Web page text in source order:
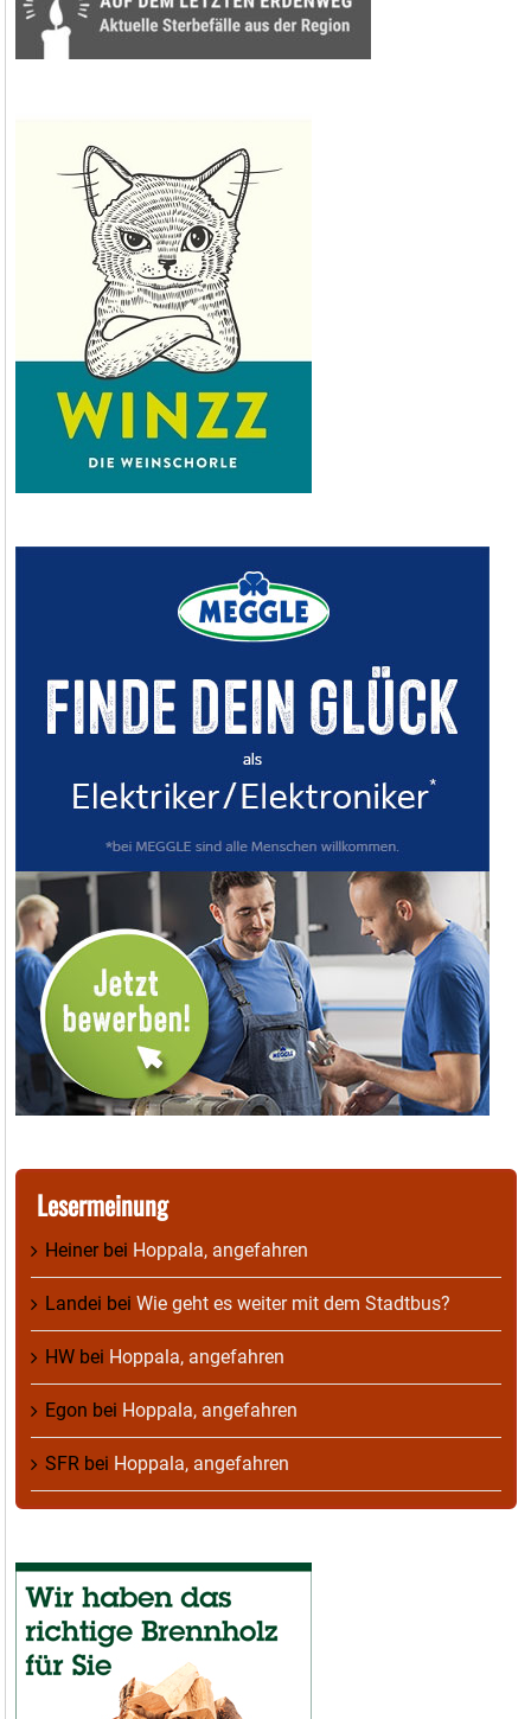
Lesermeinung
Heinerbei Hoppala, angefahren
Landei bei Wie geht es weiter mit dem Stadtbus?
HW bei Hoppala, angefahren
Egon bei Hoppala, angefahren
SFR bei Hoppala, angefahren